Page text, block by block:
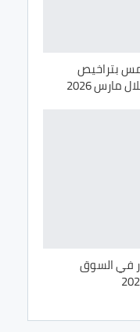
بتراخيص
مارس 2026
في السوق